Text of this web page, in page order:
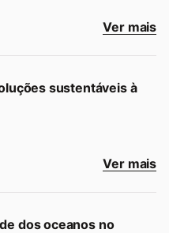
Ver mais
sustentáveis à
Ver mais
dos oceanos no